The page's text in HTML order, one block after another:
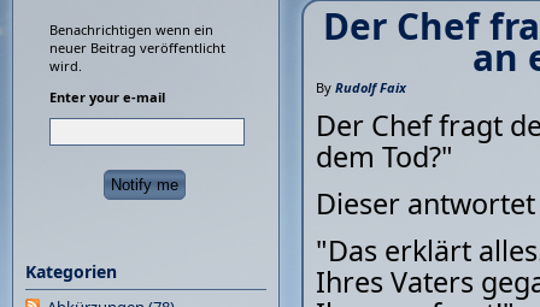
Der Chef
an
By Rudolf Faix
Der Chef fragt
dem Tod?"
Dieser
"Das erklärt
Ihres Vaters
Benachrichtigen wenn ein
neuer Beitrag veröffentlicht
wird.
Enter your e-mail
Kategorien